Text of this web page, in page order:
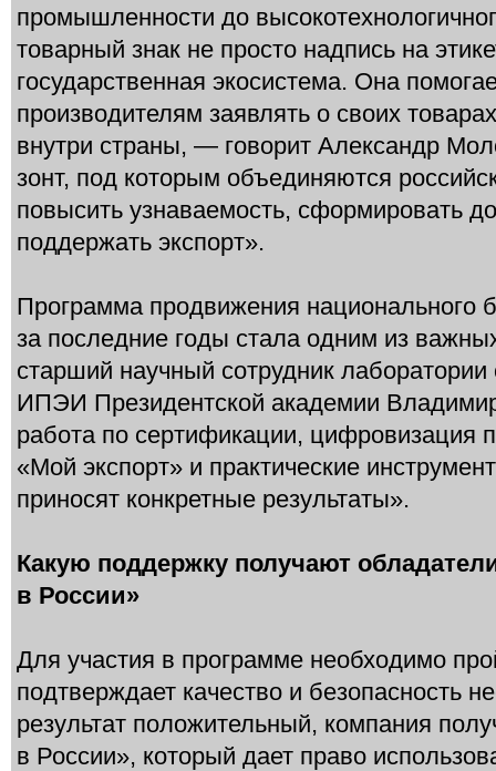
промышленности до
товарный знак не просто надпись на
государственная экосистема. Она
производителям заявлять о своих
внутри страны, — говорит Александр
зонт, под которым объединяются
повысить узнаваемость, сформировать
поддержать экспорт».
Программа продвижения национального
за последние годы стала одним из
старший научный сотрудник
ИПЭИ Президентской академии
работа по сертификации, цифровизация
«Мой экспорт» и практические
приносят конкретные результаты».
Какую поддержку получают
в России»
Для участия в программе необходимо
подтверждает качество и безопасность
результат положительный, компания
в России», который дает право